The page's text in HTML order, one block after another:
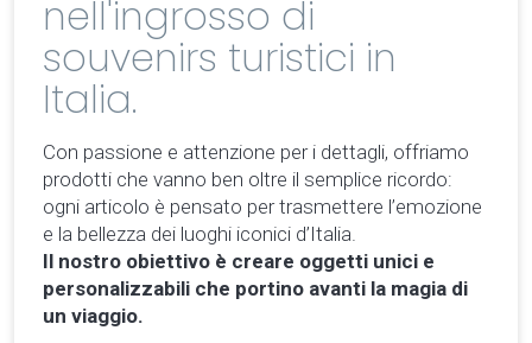
nell'ingrosso di
souvenirs turistici in
Italia.
Con passione e attenzione per i dettagli, offriamo
prodotti che vanno ben oltre il semplice ricordo:
ogni articolo è pensato per trasmettere l’emozione
e la bellezza dei luoghi iconici d’Italia.
Il nostro obiettivo è creare oggetti unici e
personalizzabili che portino avanti la magia di
un viaggio.